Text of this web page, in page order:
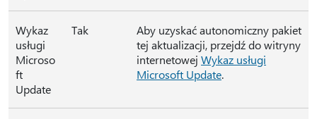
Wykaz
usługi
Microso
ft
Update
Tak
Aby uzyskać autonomiczny pakiet
tej aktualizacji, przejdź do witryny
internetowej Wykaz usługi
Microsoft Update.